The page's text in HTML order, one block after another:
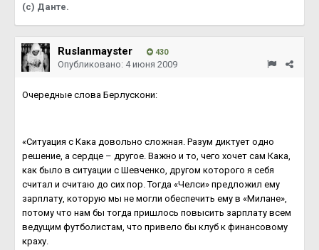
(с) Данте.
Ruslanmayster 430
Опубликовано: 4 июня 2009
Очередные слова Берлускони:
«Ситуация с Кака довольно сложная. Разум диктует одно
решение, а сердце – другое. Важно и то, чего хочет сам Кака,
как было в ситуации с Шевченко, другом которого я себя
считал и считаю до сих пор. Тогда «Челси» предложил ему
зарплату, которую мы не могли обеспечить ему в «Милане»,
потому что нам бы тогда пришлось повысить зарплату всем
ведущим футболистам, что привело бы клуб к финансовому
краху.